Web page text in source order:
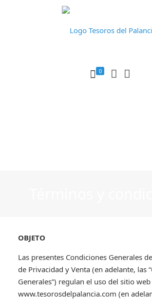
0
OBJETO
Las presentes Condiciones Generales
de Privacidad y Venta (en adelante, las
Generales”) regulan el uso del sitio web
www.tesorosdelpalancia.com (en